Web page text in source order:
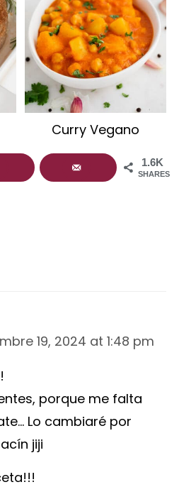
Curry Vegano
1.6K
SHARES
19, 2024 at 1:48 pm
porque me falta
Lo cambiaré por
jiji